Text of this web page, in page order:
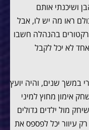
ושיכנתי אותם
ראו מה יש לו, אבל
בהנהלה חשבו
לא יכל לקבל
במשך שנים, והיה יועץ
אימון מחוץ למיני
מול ילדים גדולים
רק עיוור יכל לפספס את